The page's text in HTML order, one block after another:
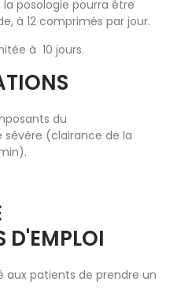
posologie pourra être
à 12 comprimés par jour.
à 10 jours.
du
(clairance de la
D'EMPLOI
aux patients de prendre un